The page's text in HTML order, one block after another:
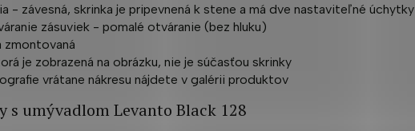
- závesná, skrinka je pripevnená k stene a má dve nastaviteľné úchytky
zásuviek - pomalé otváranie (bez hluku)
zmontovaná
je zobrazená na obrázku, nie je súčasťou skrinky
vrátane nákresu nájdete v galérii produktov
s umývadlom Levanto Black 128